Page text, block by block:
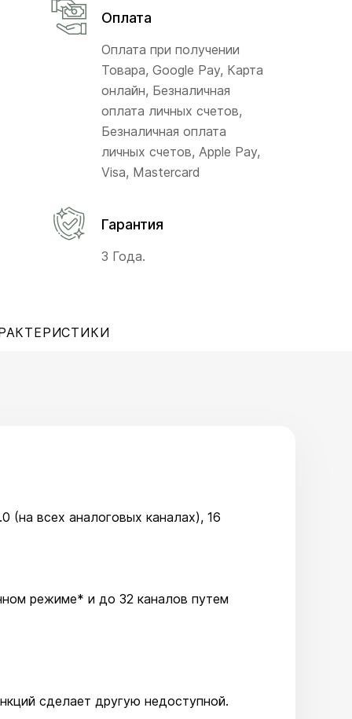
Оплата
Оплата при получении
Товара, Google Pay, Карта
онлайн, Безналичная
оплата личных счетов,
Безналичная оплата
личных счетов, Apple Pay,
Visa, Mastercard
Гарантия
3 Года.
(на всех аналоговых каналах), 16
режиме* и до 32 каналов путем
сделает другую недоступной.